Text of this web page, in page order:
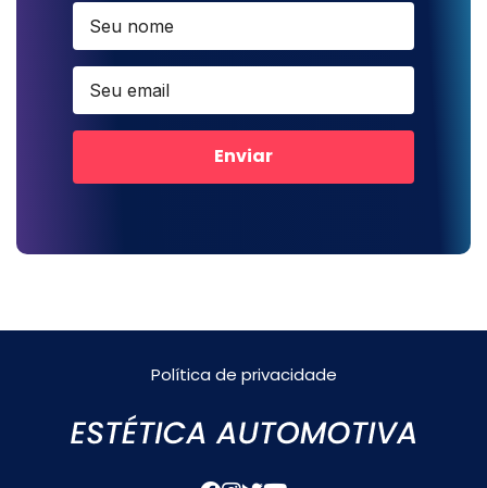
Enviar
Política de privacidade